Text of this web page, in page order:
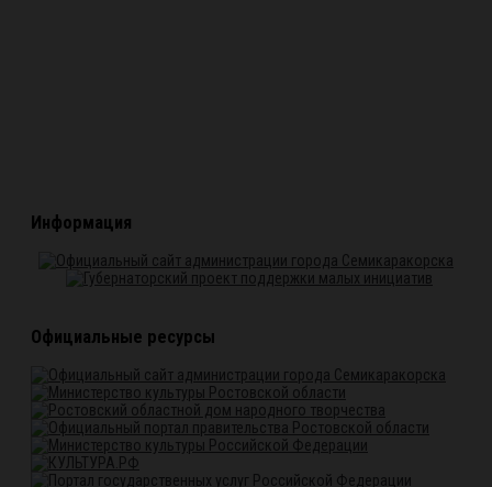
Информация
Официальные ресурсы